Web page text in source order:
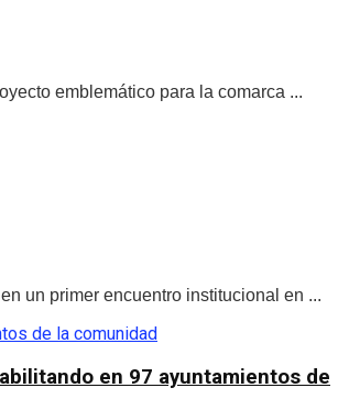
emblemático para la comarca ...
un primer encuentro institucional en ...
en 97 ayuntamientos de